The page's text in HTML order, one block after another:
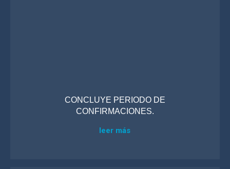
CONCLUYE PERIODO DE
CONFIRMACIONES.
leer más